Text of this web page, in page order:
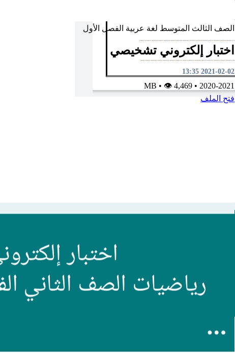
الصف الثالث المتوسط لغة عربية الفصل الأول
اختبار إلكتروني تشخيصي
2021-02-02 13:35
2020-2021
•
• 👁 4,469
فتح الملف